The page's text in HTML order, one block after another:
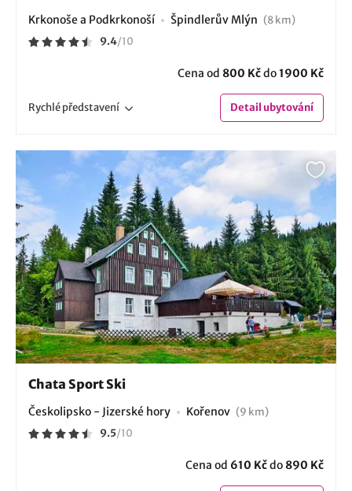
Krkonoše a Podkrkonoší Špindlerův Mlýn (8 km)
9.4/10
Cena od 800 Kčdo1900 Kč
Rychlépředstavení Detailubytování
Chata Sport Ski
Českolipsko - Jizerské hory Kořenov (9 km)
9.5/10
Cena od 610 Kčdo 890 Kč